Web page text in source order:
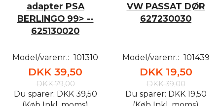
adapter PSA
BERLINGO 99> --
625130020
Model/varenr.: 101310
DKK 39,50
DKK 79,00
Du sparer: DKK 39,50
VW PASSAT DØR
627230030
Model/varenr.: 101439
DKK 19,50
DKK 39,00
Du sparer: DKK 19,50